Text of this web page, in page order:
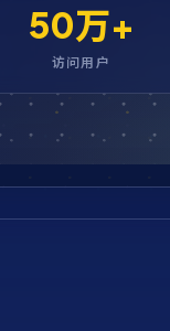
50万+
访问用户